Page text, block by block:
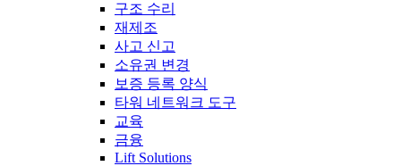
구조 수리
재제조
사고 신고
소유권 변경
보증 등록 양식
타워 네트워크 도구
교육
금융
Lift Solutions